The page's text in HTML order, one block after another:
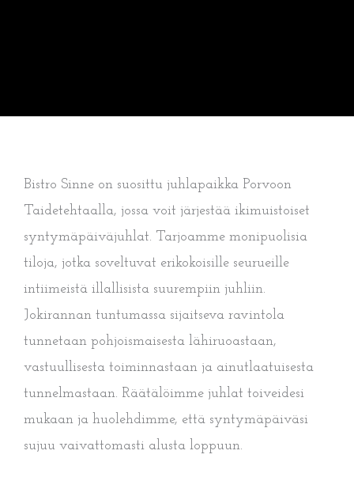
Bistro Sinne on suosittu juhlapaikka Porvoon
Taidetehtaalla, jossa voit järjestää ikimuistoiset
syntymäpäiväjuhlat. Tarjoamme monipuolisia
tiloja, jotka soveltuvat erikokoisille seurueille
intiimeistä illallisista suurempiin juhliin.
Jokirannan tuntumassa sijaitseva ravintola
tunnetaan pohjoismaisesta lähiruoastaan,
vastuullisesta toiminnastaan ja ainutlaatuisesta
tunnelmastaan. Räätälöimme juhlat toiveidesi
mukaan ja huolehdimme, että syntymäpäiväsi
sujuu vaivattomasti alusta loppuun.